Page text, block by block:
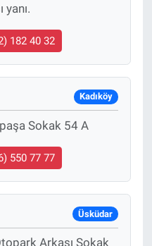
182 40 32
Kadıköy
Sokak 54 A
550 77 77
Üsküdar
Arkası Sokak